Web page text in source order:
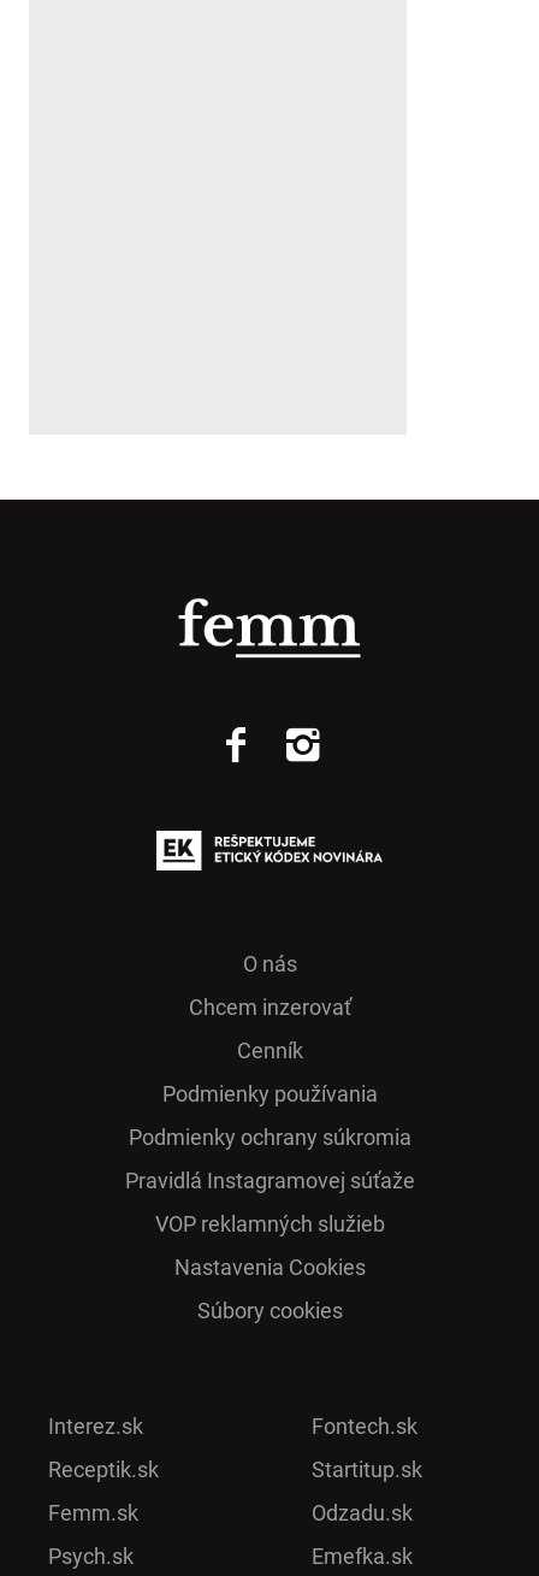
O nás
Chcem inzerovať
Cenník
Podmienky používania
Podmienky ochrany súkromia
Pra­vidlá Ins­ta­gra­mo­vej sú­ťaže
VOP reklamných služieb
Nastavenia Cookies
Súbory cookies
Interez.sk
Receptik.sk
Femm.sk
Psych.sk
Fontech.sk
Startitup.sk
Odzadu.sk
Emefka.sk